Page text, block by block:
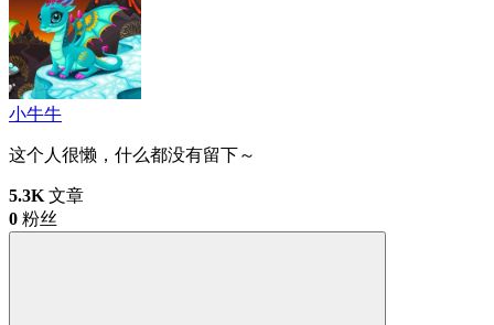
小牛牛
这个人很懒，什么都没有留下～
5.3K 文章
0 粉丝